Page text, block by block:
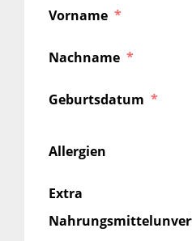
Vorname
Nachname
Geburtsdatum
Allergien
Extra